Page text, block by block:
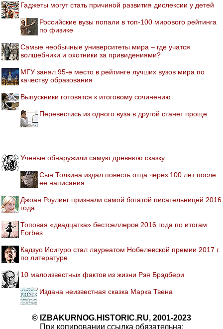
Гаджеты могут стать причиной развития дислексии у детей
Российские вузы попали в топ-100 мирового рейтинга
по физике
Самые необычные университеты мира – где учатся
волшебники и охотники за привидениями?
МГУ занял 95-е место в рейтинге лучших вузов мира по
качеству образования
Выпускники готовятся к итоговому сочинению
Перевестись из одного вуза в другой станет проще
Ученые обнаружили самую древнюю сказку
Сын Толкина издал повесть отца через 100 лет после
ее написания
Джоан Роулинг признали самой богатой писательницей 2016
года
Топовая «двадцатка» бестселлеров 2016 года по итогам
Forbes
Кадзуо Исигуро стал лауреатом Нобелевской премии 2017 г.
по литературе
10 малоизвестных фактов из жизни Рэя Брэдбери
Издана неизвестная сказка Марка Твена
© IZBAKURNOG.HISTORIC.RU, 2001-2023
При копировании ссылка обязательна: